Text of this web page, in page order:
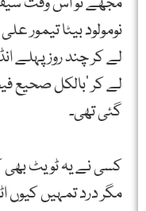
نومولود بیٹا تیمور
لے کر چند روز پہلے
لے کر ‘بالکل صحیع
گئی تھی۔
کسی نے یہ ٹویٹ بھی
مگر درد تمہیں کیوں